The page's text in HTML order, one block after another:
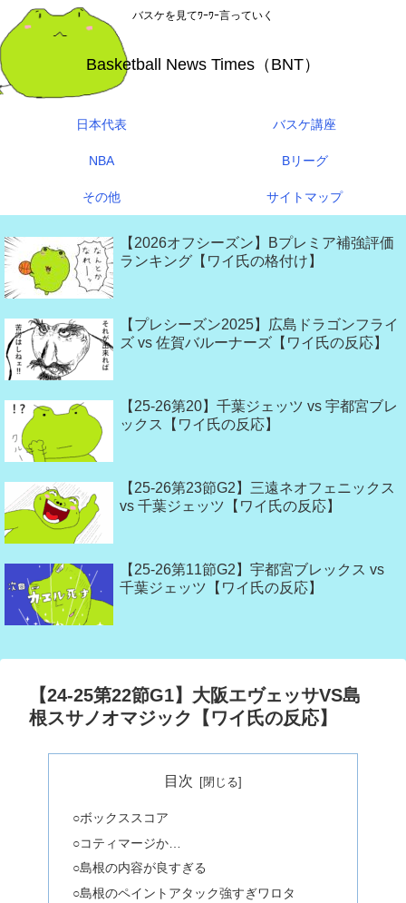
バスケを見てﾜｰﾜｰ言っていく
Basketball News Times（BNT）
日本代表 バスケ講座
NBA Bリーグ
その他 サイトマップ
【2026オフシーズン】Bプレミア補強評価
ランキング【ワイ氏の格付け】
【プレシーズン2025】広島ドラゴンフライ
ズ vs 佐賀バルーナーズ【ワイ氏の反応】
【25-26第20】千葉ジェッツ vs 宇都宮ブレ
ックス【ワイ氏の反応】
【25-26第23節G2】三遠ネオフェニックス
vs 千葉ジェッツ【ワイ氏の反応】
【25-26第11節G2】宇都宮ブレックス vs
千葉ジェッツ【ワイ氏の反応】
【24-25第22節G1】大阪エヴェッサVS島
根スサノオマジック【ワイ氏の反応】
目次
○ボックススコア
○コティマージか…
○島根の内容が良すぎる
○島根のペイントアタック強すぎワロタ